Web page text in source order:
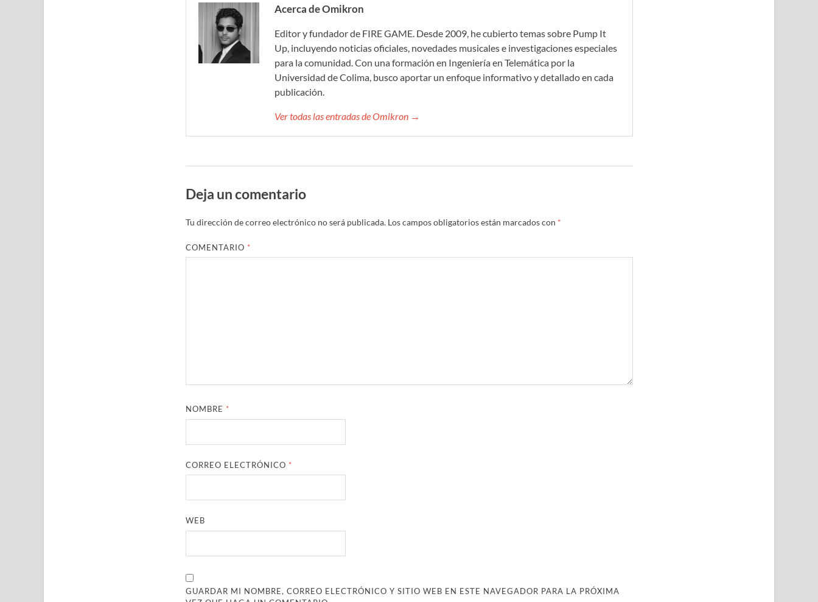
Acerca de Omikron
Editor y fundador de FIRE GAME. Desde 2009, he cubierto temas sobre Pump It
Up, incluyendo noticias oficiales, novedades musicales e investigaciones especiales
para la comunidad. Con una formación en Ingeniería en Telemática por la
Universidad de Colima, busco aportar un enfoque informativo y detallado en cada
publicación.
Ver todas las entradas de Omikron →
Deja un comentario
Tu dirección de correo electrónico no será publicada. Los campos obligatorios están marcados con *
COMENTARIO *
NOMBRE *
CORREO ELECTRÓNICO *
WEB
GUARDAR MI NOMBRE, CORREO ELECTRÓNICO Y SITIO WEB EN ESTE NAVEGADOR PARA LA PRÓXIMA